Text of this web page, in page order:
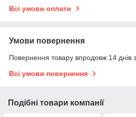
Всі умови оплати
Умови повернення
Повернення товару впродовж 14 днів
Всі умови повернення
Подібні товари компанії